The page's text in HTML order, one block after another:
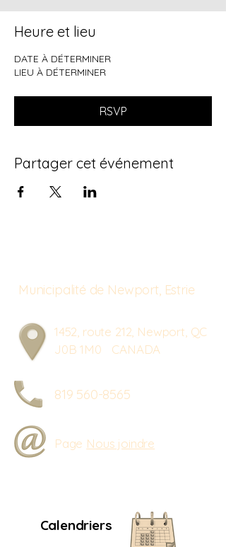
Heure et lieu
DATE À DÉTERMINER
LIEU À DÉTERMINER
RSVP
Partager cet événement
Municipalité de Newport, Estrie
1452, route 212, Newport, QC
J0B 1M0 CANADA
819 560-8565
Page Nous joindre
Calendriers